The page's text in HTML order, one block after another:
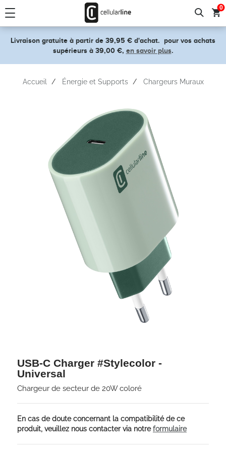
0
Livraison gratuite à partir de 39,95 € d'achat. pour vos achats
supérieurs à 39,00 €, en savoir plus.
Accueil Énergie et Supports Chargeurs Muraux
USB-C Charger #Stylecolor -
Universal
Chargeur de secteur de 20W coloré
En cas de doute concernant la compatibilité de ce
produit, veuillez nous contacter via notreformulaire